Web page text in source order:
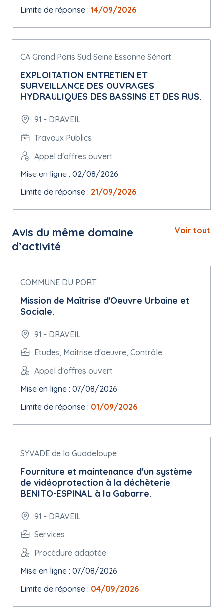
Limite de réponse : 14/09/2026
CA Grand Paris Sud Seine Essonne Sénart
EXPLOITATION ENTRETIEN ET
SURVEILLANCE DES OUVRAGES
HYDRAULIQUES DES BASSINS ET DES RUS.
91 - DRAVEIL
Travaux Publics
Appel d'offres ouvert
Mise en ligne : 02/08/2026
Limite de réponse : 21/09/2026
Avis du même domaine
d’activité
Voir tout
COMMUNE DU PORT
Mission de Maîtrise d'Oeuvre Urbaine et
Sociale.
91 - DRAVEIL
Etudes, Maîtrise d'oeuvre, Contrôle
Appel d'offres ouvert
Mise en ligne : 07/08/2026
Limite de réponse : 01/09/2026
SYVADE de la Guadeloupe
Fourniture et maintenance d'un système
de vidéoprotection à la déchèterie
BENITO-ESPINAL à la Gabarre.
91 - DRAVEIL
Services
Procédure adaptée
Mise en ligne : 07/08/2026
Limite de réponse : 04/09/2026